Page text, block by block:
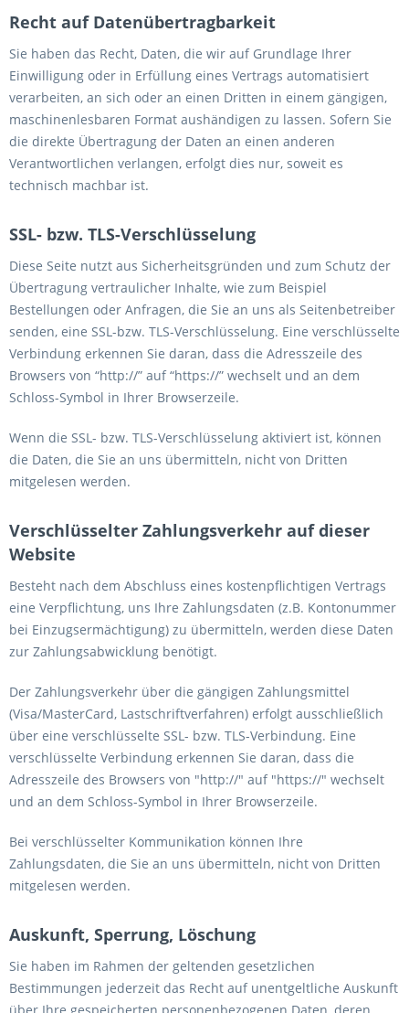
Recht auf Datenübertragbarkeit
Sie haben das Recht, Daten, die wir auf Grundlage Ihrer
Einwilligung oder in Erfüllung eines Vertrags automatisiert
verarbeiten, an sich oder an einen Dritten in einem gängigen,
maschinenlesbaren Format aushändigen zu lassen. Sofern Sie
die direkte Übertragung der Daten an einen anderen
Verantwortlichen verlangen, erfolgt dies nur, soweit es
technisch machbar ist.
SSL- bzw. TLS-Verschlüsselung
Diese Seite nutzt aus Sicherheitsgründen und zum Schutz der
Übertragung vertraulicher Inhalte, wie zum Beispiel
Bestellungen oder Anfragen, die Sie an uns als Seitenbetreiber
senden, eine SSL-bzw. TLS-Verschlüsselung. Eine verschlüsselte
Verbindung erkennen Sie daran, dass die Adresszeile des
Browsers von “http://” auf “https://” wechselt und an dem
Schloss-Symbol in Ihrer Browserzeile.
Wenn die SSL- bzw. TLS-Verschlüsselung aktiviert ist, können
die Daten, die Sie an uns übermitteln, nicht von Dritten
mitgelesen werden.
Verschlüsselter Zahlungsverkehr auf dieser
Website
Besteht nach dem Abschluss eines kostenpflichtigen Vertrags
eine Verpflichtung, uns Ihre Zahlungsdaten (z.B. Kontonummer
bei Einzugsermächtigung) zu übermitteln, werden diese Daten
zur Zahlungsabwicklung benötigt.
Der Zahlungsverkehr über die gängigen Zahlungsmittel
(Visa/MasterCard, Lastschriftverfahren) erfolgt ausschließlich
über eine verschlüsselte SSL- bzw. TLS-Verbindung. Eine
verschlüsselte Verbindung erkennen Sie daran, dass die
Adresszeile des Browsers von "http://" auf "https://" wechselt
und an dem Schloss-Symbol in Ihrer Browserzeile.
Bei verschlüsselter Kommunikation können Ihre
Zahlungsdaten, die Sie an uns übermitteln, nicht von Dritten
mitgelesen werden.
Auskunft, Sperrung, Löschung
Sie haben im Rahmen der geltenden gesetzlichen
Bestimmungen jederzeit das Recht auf unentgeltliche Auskunft